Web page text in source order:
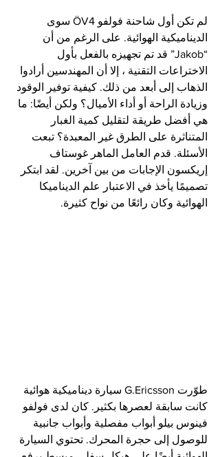
لم تكن أول شاحنة فولفو ÖV4 سوى
الديناميكية الهوائية. على الرغم من أن
“Jakob” قد تم تجهيزه بالفعل بأول
الاختراعات التقنية ، إلا أن المهندسين أرادوا
الذهاب إلى أبعد من ذلك. كيفية توفير الوقود
وزيادة الراحة أو أداء الأميال؟ ولكن أيضًا: ما
هي أفضل طريقة لتقليل كمية الغبار
المتناثرة على الطرق غير المعبدة؟ تبعت
الأسئلة. قدم العامل الماهر غوستاف
إريكسون الإجابات من بين آخرين. لقد ابتكر
تصميمًا يأخذ في الاعتبار علم الديناميكا
الهوائية وكان رائعًا من نواح كثيرة.
طوّرت G.Ericsson سيارة ديناميكية هوائية
كانت سابقة لعصرها بكثير. كان لدى فولفو
فينوس بيلو أبواب مفصلية وأبواب جانبية
للوصول إلى حجرة المحرك. تحتوي السيارة